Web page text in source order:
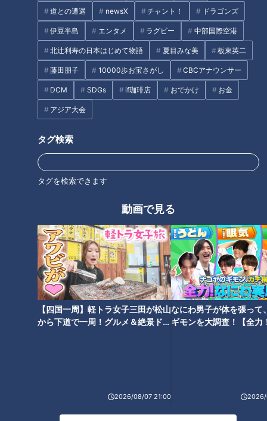
道との遭遇 newsX チャント！ ドラゴンズ
伊豆半島 エンタメ ラグビー 中部国際空港
北辻利寿の日本はじめて物語 夏目みな美 板東英二
藤田朋子 10000歩お宝さがし CBCアナウンサー
DCM SDGs if珈琲店 おでかけ お金
アジア大会
タグ検索
タグを検索できます
動画で見る
【四国一周】軽トラ女子三田が松山
から下道で一周！グルメ＆絶景ドラ
2026/08/07 21:00
なにわ男子が体を張って
ギモンを大調査！【全力
2026/
タグ
ドキュメンタリー WEB限定
ランキング
RANKING
24時間 週間 月間
せた「ピックルボール」